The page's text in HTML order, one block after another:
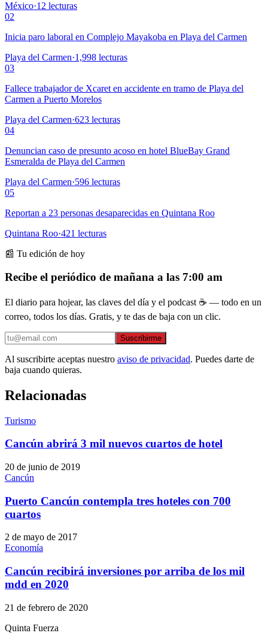
México·12 lecturas
02
Inicia paro laboral en Complejo Mayakoba en Playa del Carmen
Playa del Carmen·1,998 lecturas
03
Fallece trabajador de Xcaret en accidente en tramo de Playa del
Carmen a Puerto Morelos
Playa del Carmen·623 lecturas
04
Denuncian caso de presunto acoso en hotel BlueBay Grand
Esmeralda de Playa del Carmen
Playa del Carmen·596 lecturas
05
Reportan a 23 personas desaparecidas en Quintana Roo
Quintana Roo·421 lecturas
📰 Tu edición de hoy
Recibe el periódico de mañana a las 7:00 am
El diario para hojear, las claves del día y el podcast ☕ — todo en un
correo, todos los días. Gratis, y te das de baja con un clic.
Suscribirme
Al suscribirte aceptas nuestro aviso de privacidad. Puedes darte de
baja cuando quieras.
Relacionadas
Turismo
Cancún abrirá 3 mil nuevos cuartos de hotel
20 de junio de 2019
Cancún
Puerto Cancún contempla tres hoteles con 700
cuartos
2 de mayo de 2017
Economía
Cancún recibirá inversiones por arriba de los mil
mdd en 2020
21 de febrero de 2020
Quinta Fuerza